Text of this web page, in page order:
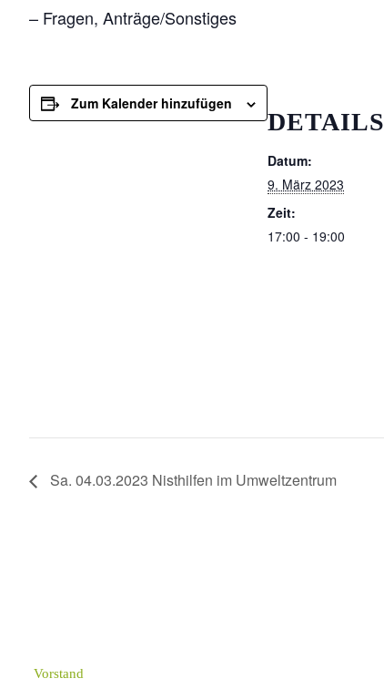
– Fragen, Anträge/Sonstiges
Zum Kalender hinzufügen
DETAILS
Datum:
9. März 2023
Zeit:
17:00 - 19:00
Sa. 04.03.2023 Nisthilfen im Umweltzentrum
Vorstand